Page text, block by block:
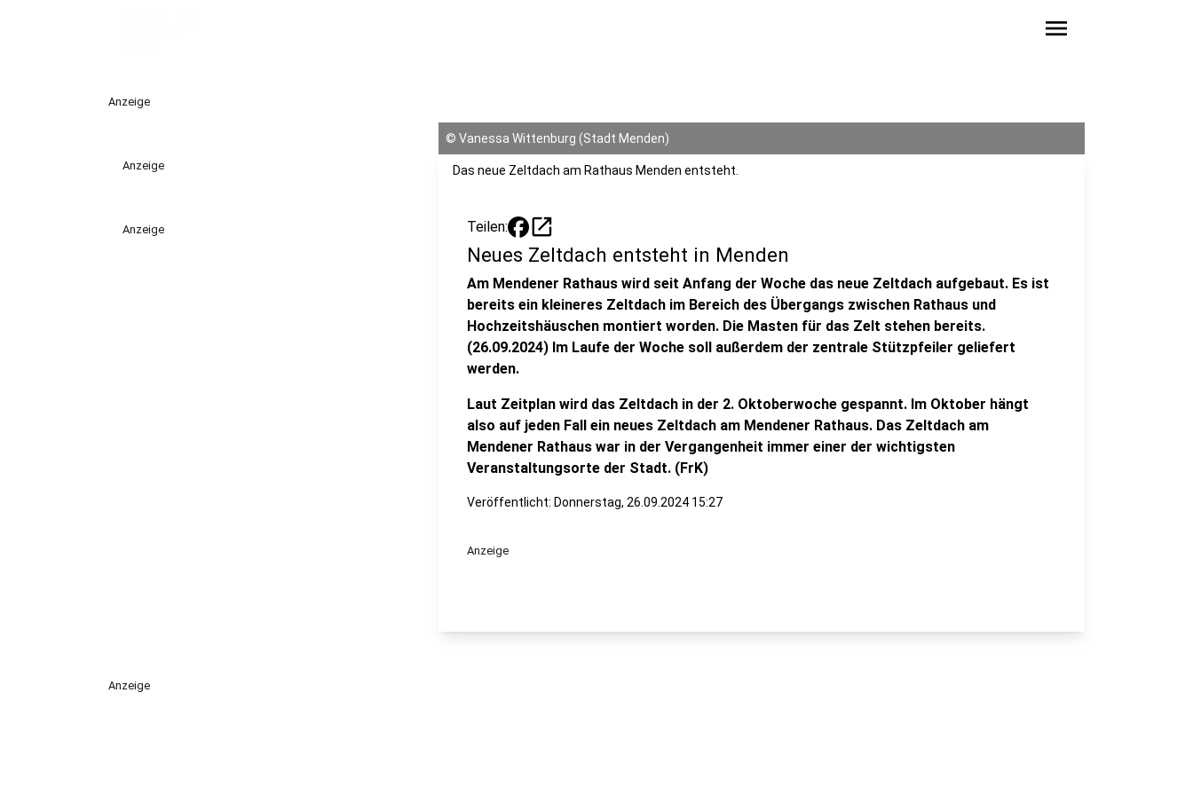
menu
Anzeige
Anzeige
Anzeige
© Vanessa Wittenburg (Stadt Menden)
Das neue Zeltdach am Rathaus Menden entsteht.
Teilen: open_in_new
Neues Zeltdach entsteht in Menden
Am Mendener Rathaus wird seit Anfang der Woche das neue Zeltdach aufgebaut. Es ist
bereits ein kleineres Zeltdach im Bereich des Übergangs zwischen Rathaus und
Hochzeitshäuschen montiert worden. Die Masten für das Zelt stehen bereits.
(26.09.2024) Im Laufe der Woche soll außerdem der zentrale Stützpfeiler geliefert
werden.
Laut Zeitplan wird das Zeltdach in der 2. Oktoberwoche gespannt. Im Oktober hängt
also auf jeden Fall ein neues Zeltdach am Mendener Rathaus. Das Zeltdach am
Mendener Rathaus war in der Vergangenheit immer einer der wichtigsten
Veranstaltungsorte der Stadt. (FrK)
Veröffentlicht: Donnerstag, 26.09.2024 15:27
Anzeige
Anzeige